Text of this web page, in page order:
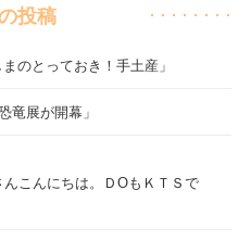
投稿
のとっておき！手土産」
竜展が開幕」
こんにちは。ＤОもＫＴＳで